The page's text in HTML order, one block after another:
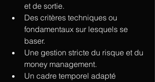
et de sortie.
Des critères techniques ou
fondamentaux sur lesquels se
baser.
Une gestion stricte du risque et du
money management.
Un cadre temporel adapté